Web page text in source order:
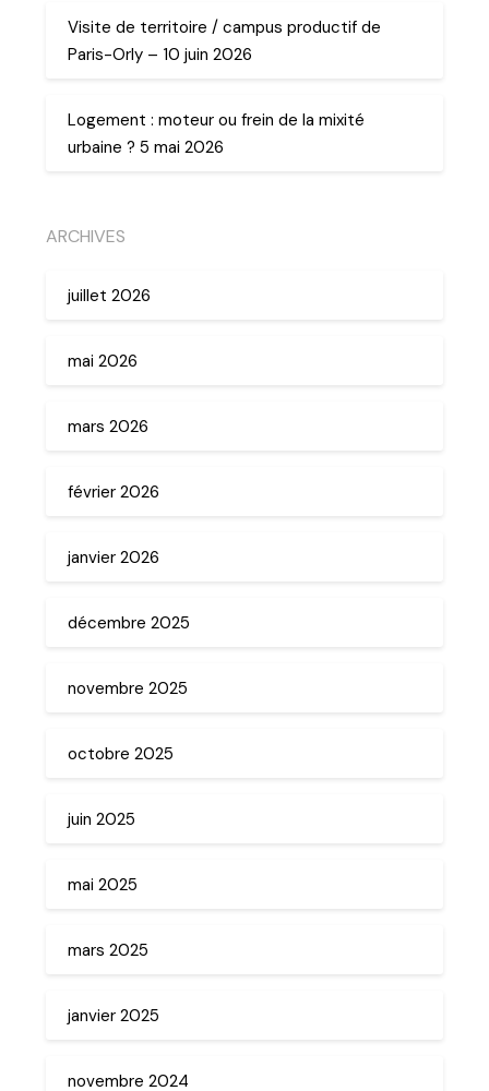
Visite de territoire / campus productif de
Paris-Orly – 10 juin 2026
Logement : moteur ou frein de la mixité
urbaine ? 5 mai 2026
ARCHIVES
juillet 2026
mai 2026
mars 2026
février 2026
janvier 2026
décembre 2025
novembre 2025
octobre 2025
juin 2025
mai 2025
mars 2025
janvier 2025
novembre 2024